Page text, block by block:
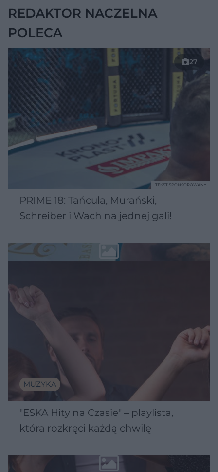
REDAKTOR NACZELNA
POLECA
27
PRIME 18: Tańcula, Murański,
Schreiber i Wach na jednej gali!
TEKST SPONSOROWANY
MUZYKA
"ESKA Hity na Czasie" – playlista,
która rozkręci każdą chwilę